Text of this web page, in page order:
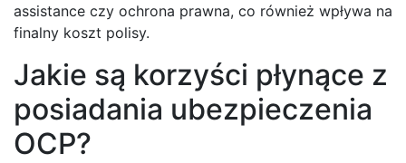
assistance czy ochrona prawna, co również wpływa na
finalny koszt polisy.
Jakie są korzyści płynące z
posiadania ubezpieczenia
OCP?